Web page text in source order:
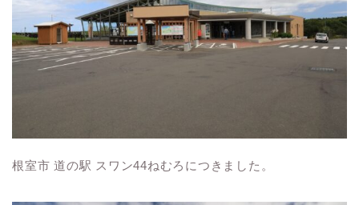
根室市 道の駅 スワン44ねむろにつきました。